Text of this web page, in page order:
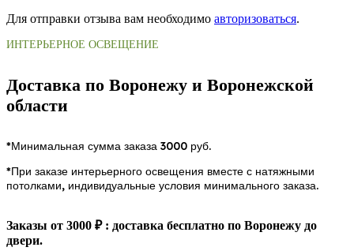
Для отправки отзыва вам необходимо авторизоваться.
ИНТЕРЬЕРНОЕ ОСВЕЩЕНИЕ
Доставка по Воронежу и Воронежской
области
*Минимальная сумма заказа 3000 руб.
*При заказе интерьерного освещения вместе с натяжными
потолками, индивидуальные условия минимального заказа.
Заказы от 3000 ₽ : доставка бесплатно по Воронежу до
двери.